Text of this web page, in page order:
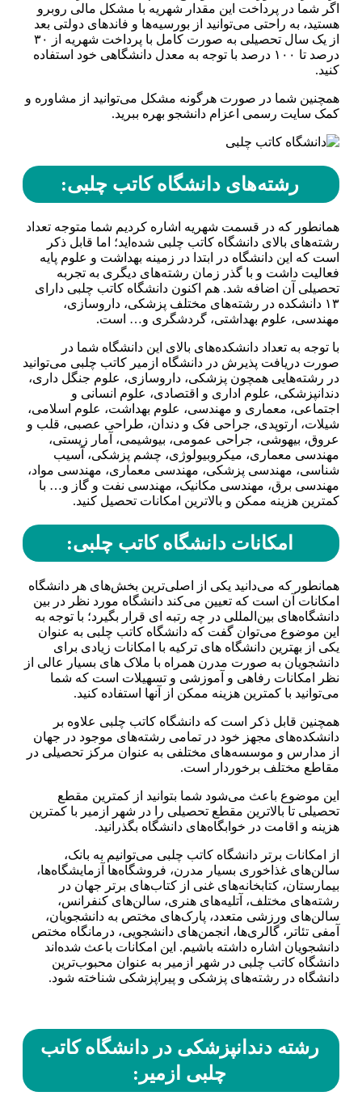
اگر شما در پرداخت این مقدار شهریه با مشکل مالی روبرو
هستید، به راحتی می‌توانید از بورسیه‌ها و فاندهای دولتی بعد
از یک سال تحصیلی به صورت کامل با پرداخت شهریه از ۳۰
درصد تا ۱۰۰ درصد با توجه به معدل دانشگاهی خود استفاده
کنید.
همچنین شما در صورت هرگونه مشکل می‌توانید از مشاوره و
کمک سایت رسمی اعزام دانشجو بهره ببرید.
رشته‌های دانشگاه کاتب چلبی:
همانطور که در قسمت شهریه اشاره کردیم شما متوجه تعداد
رشته‌های بالای دانشگاه کاتب چلبی شده‌اید؛ اما قابل ذکر
است که این دانشگاه در ابتدا در زمینه بهداشت و علوم پایه
فعالیت داشت و با گذر زمان رشته‌های دیگری به تجربه
تحصیلی آن اضافه شد. هم اکنون دانشگاه کاتب چلبی دارای
۱۳ دانشکده در رشته‌های مختلف پزشکی، داروسازی،
مهندسی، علوم بهداشتی، گردشگری و… است.
با توجه به تعداد دانشکده‌های بالای این دانشگاه شما در
صورت دریافت پذیرش در دانشگاه ازمیر کاتب چلبی می‌توانید
در رشته‌هایی همچون پزشکی، داروسازی، علوم جنگل داری،
دندانپزشکی، علوم اداری و اقتصادی، علوم انسانی و
اجتماعی، معماری و مهندسی، علوم بهداشت، علوم اسلامی،
شیلات، ارتوپدی، جراحی فک و دندان، طراحی عصبی، قلب و
عروق، بیهوشی، جراحی عمومی، بیوشیمی، آمار زیستی،
مهندسی معماری، میکروبیولوژی، چشم پزشکی، آسیب
شناسی، مهندسی پزشکی، مهندسی معماری، مهندسی مواد،
مهندسی برق، مهندسی مکانیک، مهندسی نفت و گاز و… با
کمترین هزینه ممکن و بالاترین امکانات تحصیل کنید.
امکانات دانشگاه کاتب چلبی:
همانطور که می‌دانید یکی از اصلی‌ترین بخش‌های هر دانشگاه
امکانات آن است که تعیین می‌کند دانشگاه مورد نظر در بین
دانشگاه‌های بین‌المللی در چه رتبه‌ ای قرار بگیرد؛ با توجه به
این موضوع می‌توان گفت که دانشگاه کاتب چلبی به عنوان
یکی از بهترین دانشگاه‌ های ترکیه با امکانات زیادی برای
دانشجویان به صورت مدرن همراه با ملاک‌ های بسیار عالی از
نظر امکانات رفاهی و آموزشی و تسهیلات است که شما
می‌توانید با کمترین هزینه ممکن از آنها استفاده کنید.
همچنین قابل ذکر است که دانشگاه کاتب چلبی علاوه بر
دانشکده‌های مجهز خود در تمامی رشته‌های موجود در جهان
از مدارس و موسسه‌های مختلفی به عنوان مرکز تحصیلی در
مقاطع مختلف برخوردار است.
این موضوع باعث می‌شود شما بتوانید از کمترین مقطع
تحصیلی تا بالاترین مقطع تحصیلی را در شهر ازمیر با کمترین
هزینه و اقامت در خوابگاه‌های دانشگاه بگذرانید.
از امکانات برتر دانشگاه کاتب چلبی می‌توانیم به بانک،
سالن‌های غذاخوری بسیار مدرن، فروشگاه‌ها آزمایشگاه‌ها،
بیمارستان، کتابخانه‌های غنی از کتاب‌های برتر جهان در
رشته‌های مختلف، آتلیه‌های هنری، سالن‌های کنفرانس،
سالن‌های ورزشی متعدد، پارک‌های مختص به دانشجویان،
آمفی تئاتر، گالری‌ها، انجمن‌های دانشجویی، درمانگاه مختص
دانشجویان اشاره داشته باشیم. این امکانات باعث شده‌اند
دانشگاه کاتب چلبی در شهر ازمیر به عنوان محبوب‌ترین
دانشگاه در رشته‌های پزشکی و پیراپزشکی شناخته شود.
رشته دندانپزشکی در دانشگاه کاتب
چلبی ازمیر: